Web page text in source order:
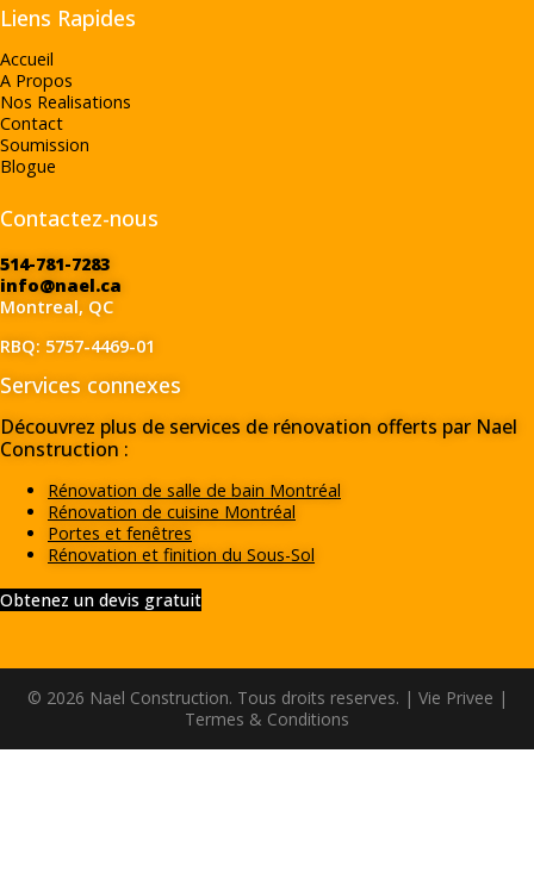
Liens Rapides
Accueil
A Propos
Nos Realisations
Contact
Soumission
Blogue
Contactez-nous
514-781-7283
info@nael.ca
Montreal, QC
RBQ: 5757-4469-01
Services connexes
Découvrez plus de services de rénovation offerts par Nael
Construction :
Rénovation de salle de bain Montréal
Rénovation de cuisine Montréal
Portes et fenêtres
Rénovation et finition du Sous-Sol
Obtenez un devis gratuit
© 2026 Nael Construction. Tous droits reserves. | Vie Privee |
Termes & Conditions